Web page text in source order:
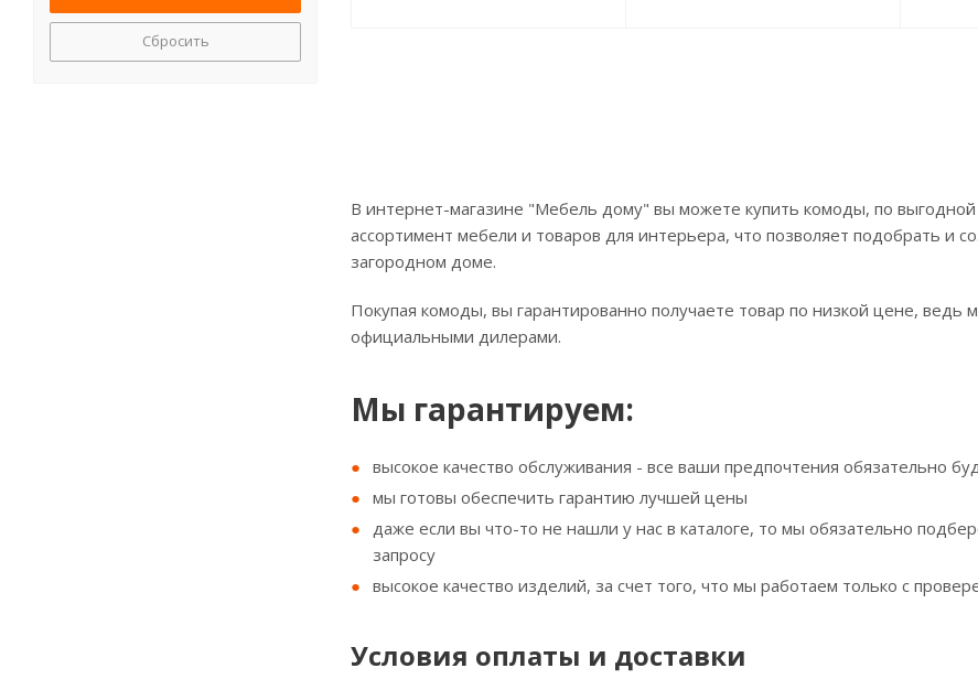
В интернет-магазине "Мебель дому" вы можете купить комоды, по
ассортимент мебели и товаров для интерьера, что позволяет подобрать и
загородном доме.
Покупая комоды, вы гарантированно получаете товар по низкой цене,
официальными дилерами.
Мы гарантируем:
высокое качество обслуживания - все ваши предпочтения обязательно
мы готовы обеспечить гарантию лучшей цены
даже если вы что-то не нашли у нас в каталоге, то мы обязательно
запросу
высокое качество изделий, за счет того, что мы работаем только с
Условия оплаты и доставки
Сбросить